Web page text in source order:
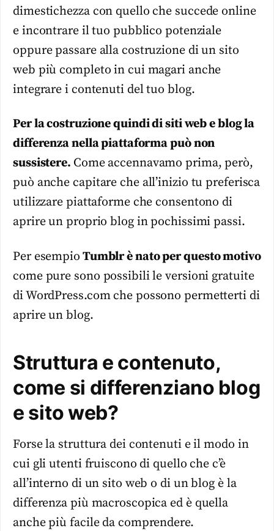
dimestichezza con quello che succede online
e incontrare il tuo pubblico potenziale
oppure passare alla costruzione di un sito
web più completo in cui magari anche
integrare i contenuti del tuo blog.
Per la costruzione quindi di siti web e blog la
differenza nella piattaforma può non
sussistere. Come accennavamo prima, però,
può anche capitare che all’inizio tu preferisca
utilizzare piattaforme che consentono di
aprire un proprio blog in pochissimi passi.
Per esempio Tumblr è nato per questo motivo
come pure sono possibili le versioni gratuite
di WordPress.com che possono permetterti di
aprire un blog.
Struttura e contenuto,
come si differenziano blog
e sito web?
Forse la struttura dei contenuti e il modo in
cui gli utenti fruiscono di quello che c’è
all’interno di un sito web o di un blog è la
differenza più macroscopica ed è quella
anche più facile da comprendere.